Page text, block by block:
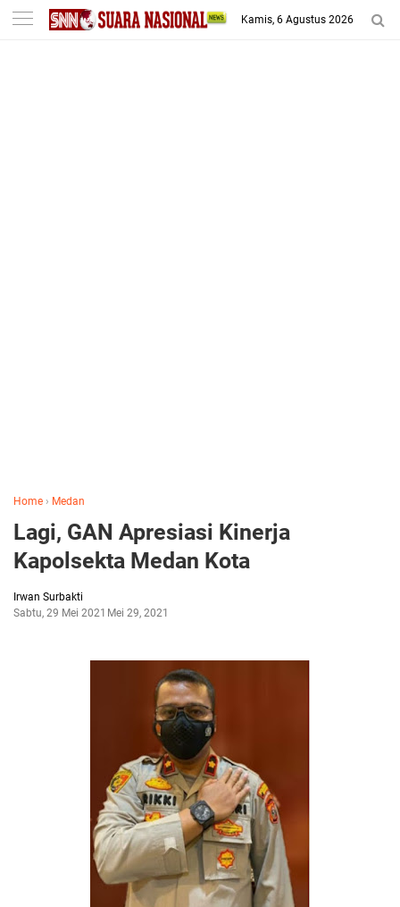
-->
Kamis, 6 Agustus 2026
Home › Medan
Lagi, GAN Apresiasi Kinerja
Kapolsekta Medan Kota
Irwan Surbakti
Sabtu, 29 Mei 2021 Mei 29, 2021